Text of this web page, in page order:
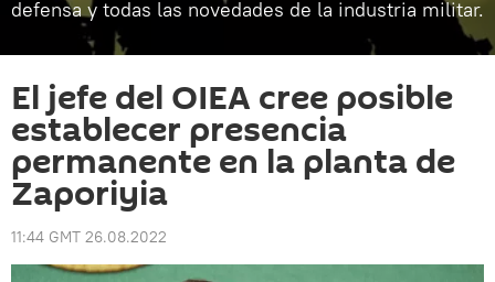
defensa y todas las novedades de la industria militar.
El jefe del OIEA cree posible
establecer presencia
permanente en la planta de
Zaporiyia
11:44 GMT 26.08.2022